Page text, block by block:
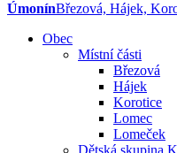
ÚmonínBřezová, Hájek,
Obec
Místní části
Březová
Hájek
Korotice
Lomec
Lomeček
Dětská skupina